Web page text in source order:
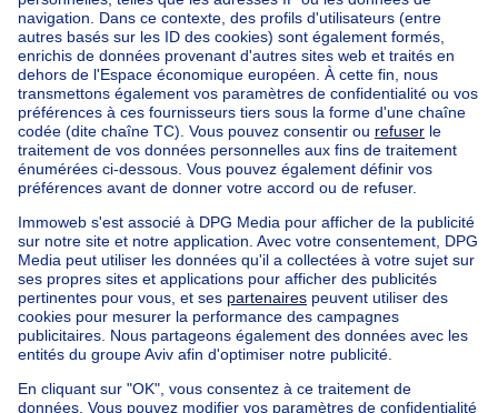
Acheter votre maison bel-étage à Woluwe-saint-lambert
Trouvez d'autres propriétésMaison à vendre Limbourg
Trouvez d'autres maison bel etage à
Maison bel etage à vendre Woluwe-St-Lambert
Immeuble à appartements à vendre
Maison Bel-étage à vendre
Bien exceptionnel à vendre
Ferme à vendre
Bungalow à vendre
Chalet à vendre
Château à vendre
Maison de campagne à vendre
Immeuble mixte à vendre
Autres biens à vendre
Manoir à vendre
Nos maisons hors de la Belgique
Maison à vendre France
Maison à vendre Espagne
Maison à vendre Italie
Maison à vendre Luxembourg
Maison à vendre Pays-bas